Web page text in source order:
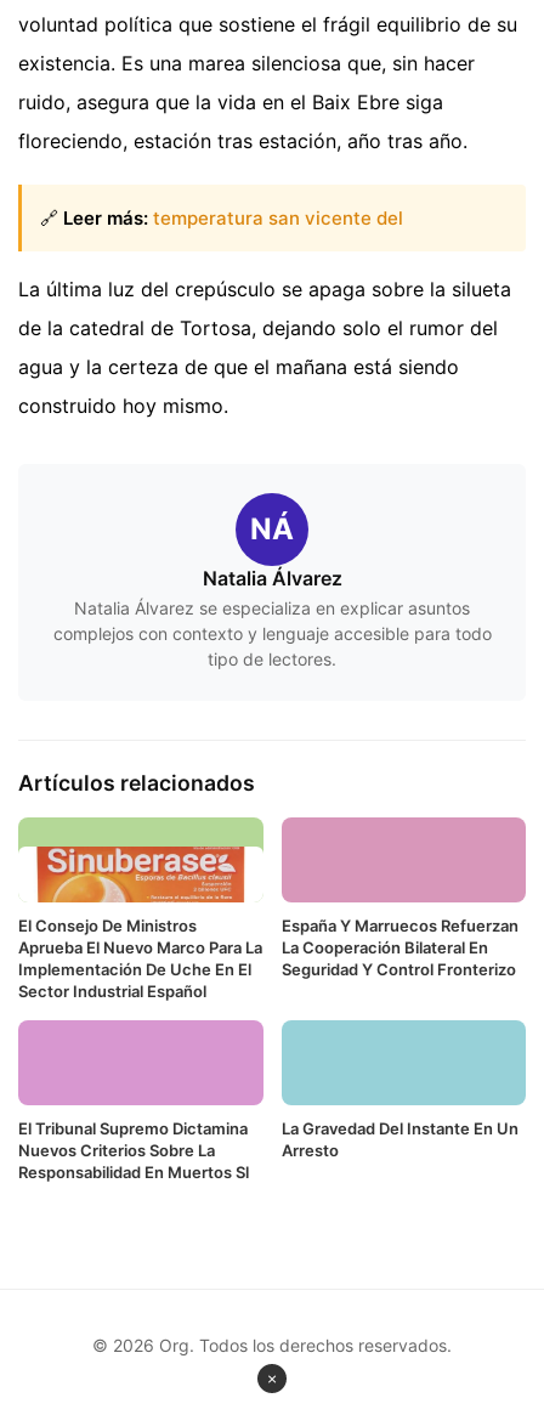
voluntad política que sostiene el frágil equilibrio de su
existencia. Es una marea silenciosa que, sin hacer
ruido, asegura que la vida en el Baix Ebre siga
floreciendo, estación tras estación, año tras año.
🔗 Leer más: temperatura san vicente del
La última luz del crepúsculo se apaga sobre la silueta
de la catedral de Tortosa, dejando solo el rumor del
agua y la certeza de que el mañana está siendo
construido hoy mismo.
NÁ
Natalia Álvarez
Natalia Álvarez se especializa en explicar asuntos
complejos con contexto y lenguaje accesible para todo
tipo de lectores.
Artículos relacionados
El Consejo De Ministros
Aprueba El Nuevo Marco Para La
Implementación De Uche En El
Sector Industrial Español
España Y Marruecos Refuerzan
La Cooperación Bilateral En
Seguridad Y Control Fronterizo
El Tribunal Supremo Dictamina
Nuevos Criterios Sobre La
Responsabilidad En Muertos Sl
La Gravedad Del Instante En Un
Arresto
×
© 2026 Org. Todos los derechos reservados.